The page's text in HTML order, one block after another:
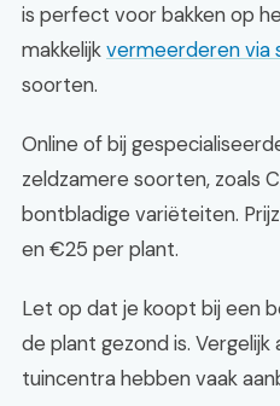
is perfect voor bakken op
makkelijkvermeerderen via
soorten.
Online of bij
zeldzamere soorten, zoals
bontbladige variëteiten.
en €25 per plant.
Let op dat je koopt bij een
de plant gezond is. Vergelijk
tuincentra hebben vaak